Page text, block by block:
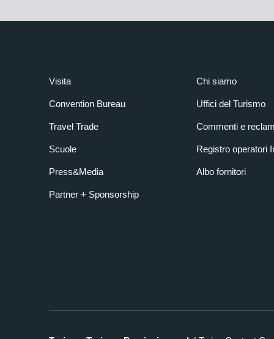
Visita
Convention Bureau
Travel Trade
Scuole
Press&Media
Partner + Sponsorship
Chi siamo
Uffici del Turismo
Commenti e
Registro operatori
Albo fornitori